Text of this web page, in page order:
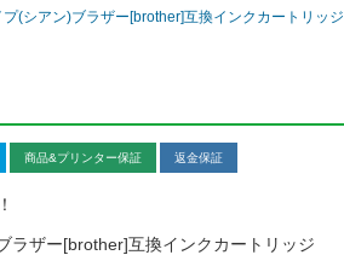
(シアン)ブラザー[brother]互換インクカートリッジ
商品&プリンター保証 返金保証
ラザー[brother]互換インクカートリッジ